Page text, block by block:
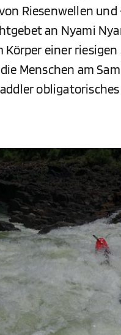
Riesenwellen
an Nyami
einer
Menschen am
obligatorisches